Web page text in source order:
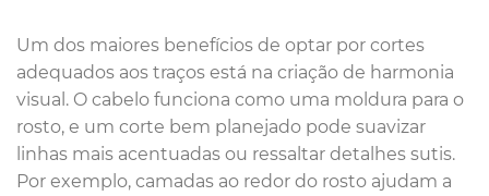
Um dos maiores benefícios de optar por cortes
adequados aos traços está na criação de harmonia
visual. O cabelo funciona como uma moldura para o
rosto, e um corte bem planejado pode suavizar
linhas mais acentuadas ou ressaltar detalhes sutis.
Por exemplo, camadas ao redor do rosto ajudam a